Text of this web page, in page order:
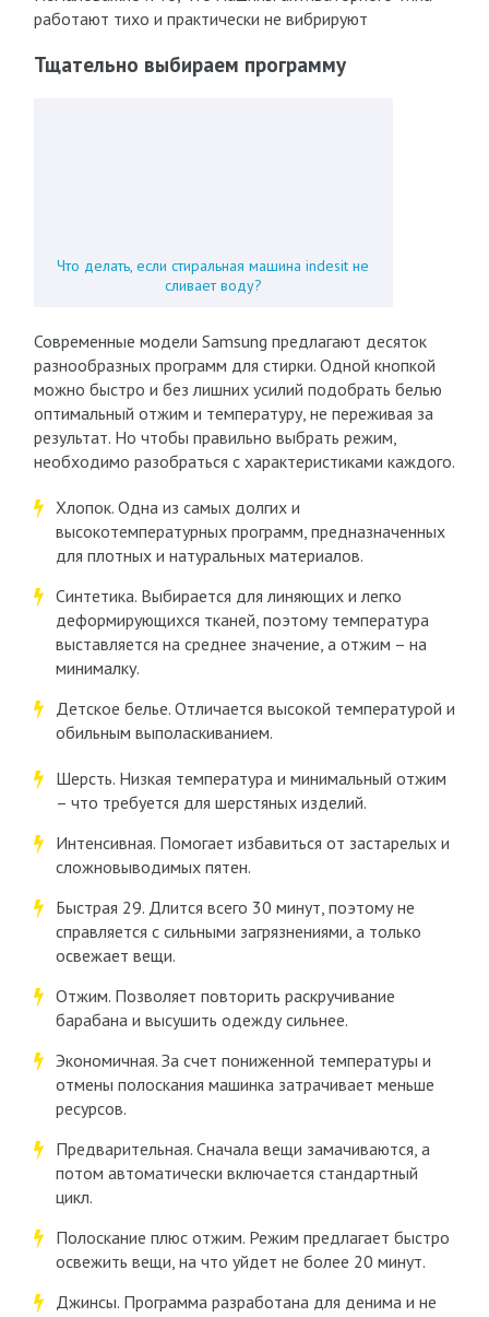
работают тихо и практически не вибрируют
Тщательно выбираем программу
Что делать, если стиральная машина indesit не
сливает воду?
Современные модели Samsung предлагают десяток
разнообразных программ для стирки. Одной кнопкой
можно быстро и без лишних усилий подобрать белью
оптимальный отжим и температуру, не переживая за
результат. Но чтобы правильно выбрать режим,
необходимо разобраться с характеристиками каждого.
Хлопок. Одна из самых долгих и
высокотемпературных программ, предназначенных
для плотных и натуральных материалов.
Синтетика. Выбирается для линяющих и легко
деформирующихся тканей, поэтому температура
выставляется на среднее значение, а отжим – на
минималку.
Детское белье. Отличается высокой температурой и
обильным выполаскиванием.
Шерсть. Низкая температура и минимальный отжим
– что требуется для шерстяных изделий.
Интенсивная. Помогает избавиться от застарелых и
сложновыводимых пятен.
Быстрая 29. Длится всего 30 минут, поэтому не
справляется с сильными загрязнениями, а только
освежает вещи.
Отжим. Позволяет повторить раскручивание
барабана и высушить одежду сильнее.
Экономичная. За счет пониженной температуры и
отмены полоскания машинка затрачивает меньше
ресурсов.
Предварительная. Сначала вещи замачиваются, а
потом автоматически включается стандартный
цикл.
Полоскание плюс отжим. Режим предлагает быстро
освежить вещи, на что уйдет не более 20 минут.
Джинсы. Программа разработана для денима и не